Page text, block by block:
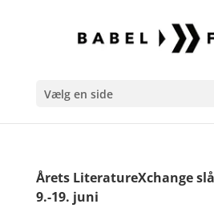
Vælg en side
Årets LiteratureXchange
9.-19. juni